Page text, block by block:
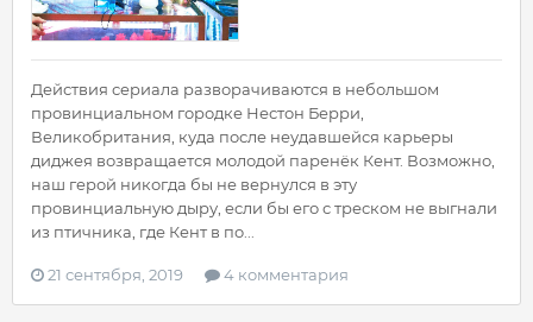
Действия сериала разворачиваются в небольшом
провинциальном городке Нестон Берри,
Великобритания, куда после неудавшейся карьеры
диджея возвращается молодой паренёк Кент. Возможно,
наш герой никогда бы не вернулся в эту
провинциальную дыру, если бы его с треском не выгнали
из птичника, где Кент в по...
21 сентября, 2019 4 комментария